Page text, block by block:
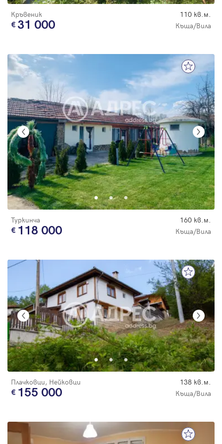
Кръвеник 110 кв.м.
31 000 Къща/Вила
Туркинча 160 кв.м.
118 000 Къща/Вила
Плачковци, Нейковци 138 кв.м.
155 000 Къща/Вила